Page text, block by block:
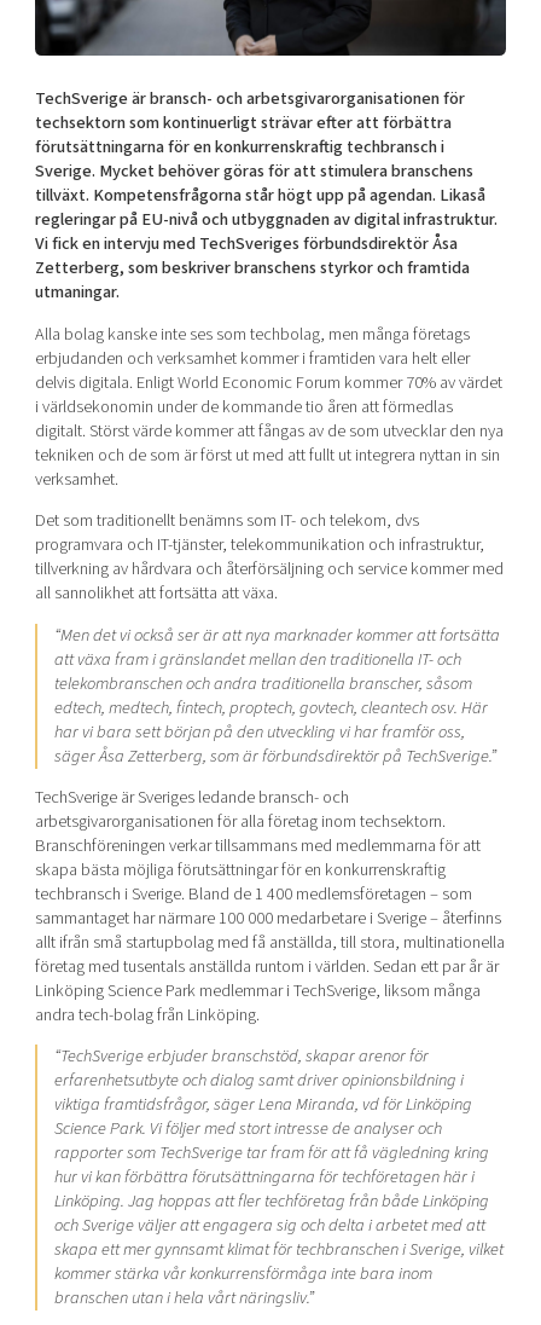
Shaping cities and regions
Bright East
East Sweden Tech Women
Reversed mentorship
Current offers and activities
Upscaling
Talent & skills
Startup & industry collaboration
Offers to boost your business
Funding opportunities
Our community of companies
Projects
Publications
Project toolbox
Our clusters
Reach out to us
Locations
Today's lunch in Mjärdevi
TechSverige är bransch- och arbetsgivarorganisationen för
techsektorn som kontinuerligt strävar efter att förbättra
förutsättningarna för en konkurrenskraftig techbransch i
Sverige. Mycket behöver göras för att stimulera branschens
tillväxt. Kompetensfrågorna står högt upp på agendan. Likaså
regleringar på EU-nivå och utbyggnaden av digital infrastruktur.
Vi fick en intervju med TechSveriges förbundsdirektör Åsa
Zetterberg, som beskriver branschens styrkor och framtida
utmaningar.
Alla bolag kanske inte ses som techbolag, men många företags
erbjudanden och verksamhet kommer i framtiden vara helt eller
delvis digitala. Enligt World Economic Forum kommer 70% av värdet
i världsekonomin under de kommande tio åren att förmedlas
digitalt. Störst värde kommer att fångas av de som utvecklar den nya
tekniken och de som är först ut med att fullt ut integrera nyttan in sin
verksamhet.
Det som traditionellt benämns som IT- och telekom, dvs
programvara och IT-tjänster, telekommunikation och infrastruktur,
tillverkning av hårdvara och återförsäljning och service kommer med
all sannolikhet att fortsätta att växa.
“Men det vi också ser är att nya marknader kommer att fortsätta
att växa fram i gränslandet mellan den traditionella IT- och
telekombranschen och andra traditionella branscher, såsom
edtech, medtech, fintech, proptech, govtech, cleantech osv. Här
har vi bara sett början på den utveckling vi har framför oss,
säger Åsa Zetterberg, som är förbundsdirektör på TechSverige.”
TechSverige är Sveriges ledande bransch- och
arbetsgivarorganisationen för alla företag inom techsektorn.
Branschföreningen verkar tillsammans med medlemmarna för att
skapa bästa möjliga förutsättningar för en konkurrenskraftig
techbransch i Sverige. Bland de 1 400 medlemsföretagen – som
sammantaget har närmare 100 000 medarbetare i Sverige – återfinns
allt ifrån små startupbolag med få anställda, till stora, multinationella
företag med tusentals anställda runtom i världen. Sedan ett par år är
Linköping Science Park medlemmar i TechSverige, liksom många
andra tech-bolag från Linköping.
“TechSverige erbjuder branschstöd, skapar arenor för
erfarenhetsutbyte och dialog samt driver opinionsbildning i
viktiga framtidsfrågor, säger Lena Miranda, vd för Linköping
Science Park. Vi följer med stort intresse de analyser och
rapporter som TechSverige tar fram för att få vägledning kring
hur vi kan förbättra förutsättningarna för techföretagen här i
Linköping. Jag hoppas att fler techföretag från både Linköping
och Sverige väljer att engagera sig och delta i arbetet med att
skapa ett mer gynnsamt klimat för techbranschen i Sverige, vilket
kommer stärka vår konkurrensförmåga inte bara inom
branschen utan i hela vårt näringsliv.”